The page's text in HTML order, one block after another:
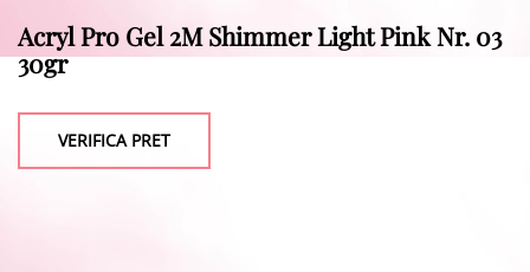
Acryl Pro Gel 2M Shimmer Light Pink Nr. 03
30gr
VERIFICA PRET